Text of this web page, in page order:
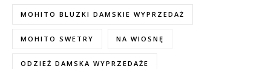
MOHITO BLUZKI DAMSKIE WYPRZEDAŻ
MOHITO SWETRY NA WIOSNĘ
ODZIEŻ DAMSKA WYPRZEDAŻE